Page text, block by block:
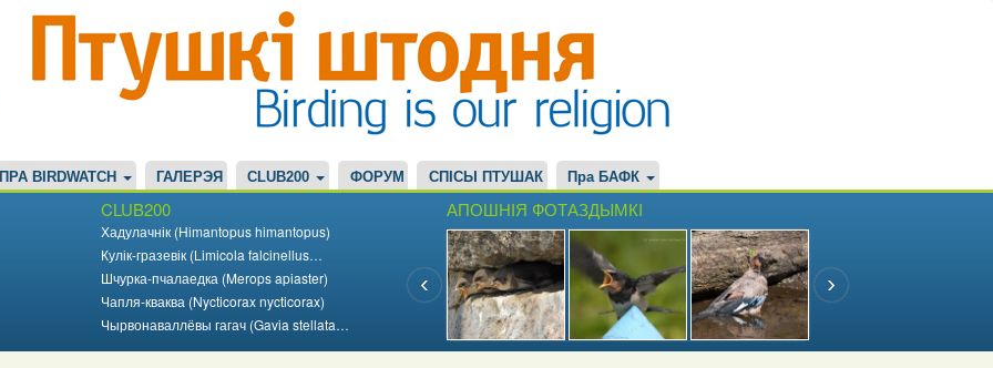
ПРА BIRDWATCH ГАЛЕРЭЯ CLUB200 ФОРУМ СПІСЫ ПТУШАК Пра БАФК
CLUB200
Хадулачнік (Himantopus himantopus)
Кулік-гразевік (Limicola falcinellus…
Шчурка-пчалаедка (Merops apiaster)
Чапля-кваква (Nycticorax nycticorax)
Чырвонаваллёвы гагач (Gavia stellata…
АПОШНІЯ ФОТАЗДЫМКІ